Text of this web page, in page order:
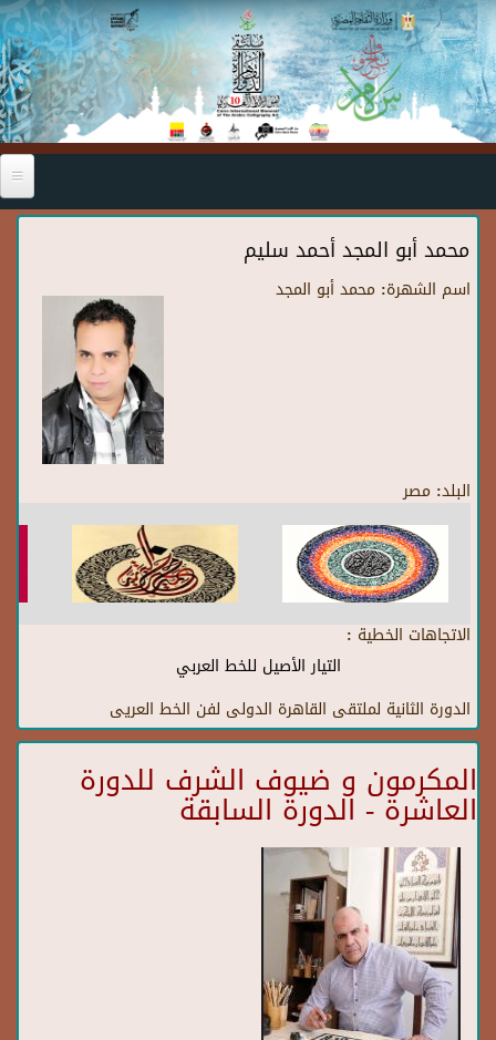
Skip to main content
محمد أبو المجد أحمد سليم
اسم الشهرة: محمد أبو المجد
البلد: مصر
الاتجاهات الخطية :
التيار الأصيل للخط العربي
الدورة الثانية لملتقى القاهرة الدولى لفن الخط العريى
المكرمون و ضيوف الشرف للدورة
العاشرة - الدورة السابقة